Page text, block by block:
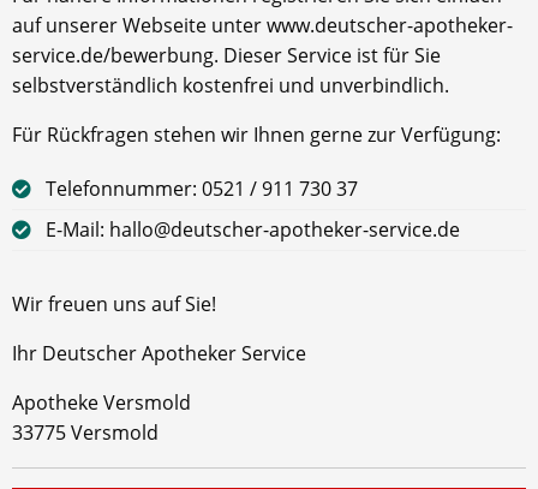
auf unserer Webseite unter www.deutscher-apotheker-
service.de/bewerbung. Dieser Service ist für Sie
selbstverständlich kostenfrei und unverbindlich.
Für Rückfragen stehen wir Ihnen gerne zur Verfügung:
Telefonnummer: 0521 / 911 730 37
E-Mail: hallo@deutscher-apotheker-service.de
Wir freuen uns auf Sie!
Ihr Deutscher Apotheker Service
Apotheke Versmold
33775 Versmold